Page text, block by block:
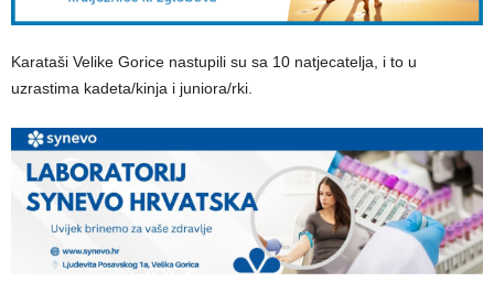
Karataši Velike Gorice nastupili su sa 10 natjecatelja, i to u
uzrastima kadeta/kinja i juniora/rki.